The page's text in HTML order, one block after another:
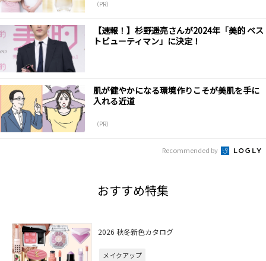
（PR）
【速報！】杉野遥亮さんが2024年「美的 ベス
トビューティマン」に決定！
肌が健やかになる環境作りこそが美肌を手に
入れる近道
（PR）
Recommended by
おすすめ特集
2026 秋冬新色カタログ
メイクアップ